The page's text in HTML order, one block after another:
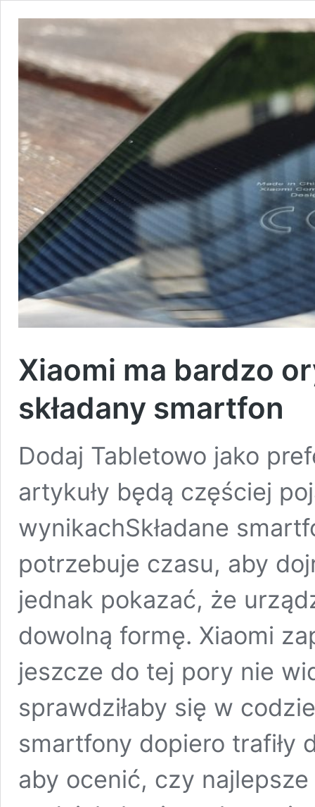
Xiaomi ma bardzo
składany smartfon
Dodaj Tabletowo jako
artykuły będą częściej
wynikachSkładane
potrzebuje czasu, aby
jednak pokazać, że
dowolną formę. Xiaomi
jeszcze do tej pory nie
sprawdziłaby się w
smartfony dopiero trafiły
aby ocenić, czy